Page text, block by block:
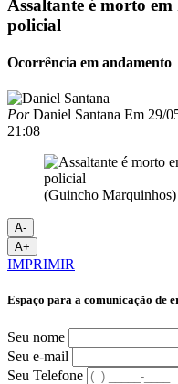
Assaltante é morto
policial
Ocorrência em andamento
PorDaniel Santana Em 29/
21:08
(Guincho Marquinhos)
A-
A+
IMPRIMIR
Espaço para a comunicação de
Seu nome
Seu e-mail
Seu Telefone